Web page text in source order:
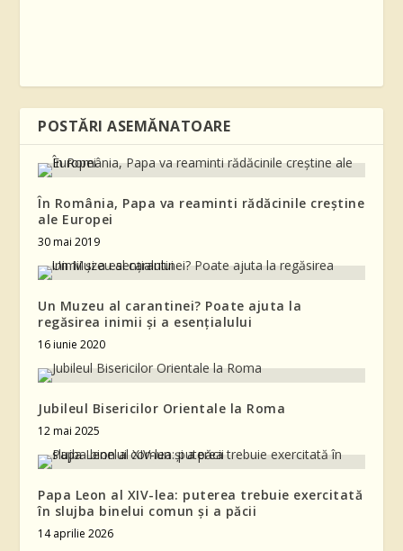
POSTĂRI ASEMĂNATOARE
În România, Papa va reaminti rădăcinile creştine
ale Europei
30 mai 2019
Un Muzeu al carantinei? Poate ajuta la
regăsirea inimii și a esențialului
16 iunie 2020
Jubileul Bisericilor Orientale la Roma
12 mai 2025
Papa Leon al XIV-lea: puterea trebuie exercitată
în slujba binelui comun și a păcii
14 aprilie 2026